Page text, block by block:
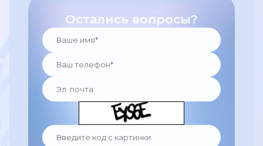
Остались вопросы?